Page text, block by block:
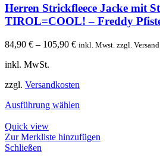
Herren Strickfleece Jacke mit
TIROL=COOL! – Freddy
84,90 € – 105,90 € inkl. Mwst. zzgl. Versand
inkl. MwSt.
zzgl. Versandkosten
Ausführung wählen
Quick view
Zur Merkliste hinzufügen
Schließen